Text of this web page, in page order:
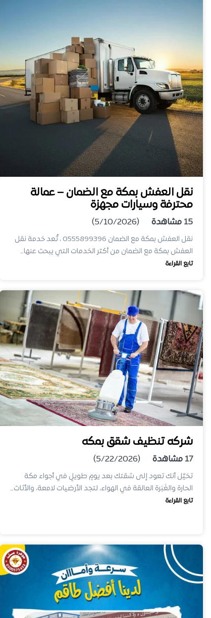
نقل العفش بمكة مع الضمان – عمالة
محترفة وسيارات مجهزة
15 مشاهدة (5/10/2026)
نقل العفش بمكة مع الضمان 0555899396 ، تُعد خدمة نقل
العفش بمكة مع الضمان من أكثر الخدمات التي يبحث عنها…
تابع القراءة
شركه تنظيف شقق بمكه
17 مشاهدة (5/22/2026)
تخيّل أنك تعود إلى شقتك بعد يومٍ طويلٍ في أجواء مكة
الحارة والغَبَرة العالقة في الهواء، لتجد الأرضيات لامعة، والأثاث…
تابع القراءة